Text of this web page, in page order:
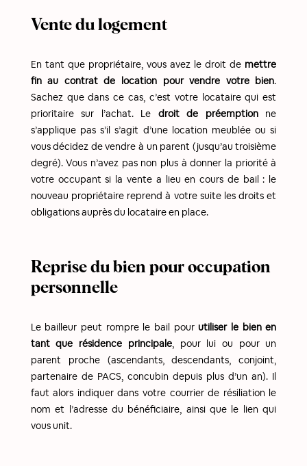
Vente du logement
En tant que propriétaire, vous avez le droit de mettre
fin au contrat de location pour vendre votre bien.
Sachez que dans ce cas, c’est votre locataire qui est
prioritaire sur l’achat. Le droit de préemption ne
s’applique pas s’il s’agit d’une location meublée ou si
vous décidez de vendre à un parent (jusqu’au troisième
degré). Vous n’avez pas non plus à donner la priorité à
votre occupant si la vente a lieu en cours de bail : le
nouveau propriétaire reprend à votre suite les droits et
obligations auprès du locataire en place.
Reprise du bien pour occupation
personnelle
Le bailleur peut rompre le bail pourutiliser le bien en
tant que résidence principale, pour lui ou pour un
parent proche (ascendants, descendants, conjoint,
partenaire de PACS, concubin depuis plus d’un an). Il
faut alors indiquer dans votre courrier de résiliation le
nom et l’adresse du bénéficiaire, ainsi que le lien qui
vous unit.